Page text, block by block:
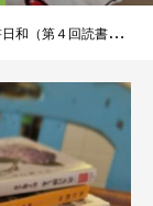
（第４回読書会）